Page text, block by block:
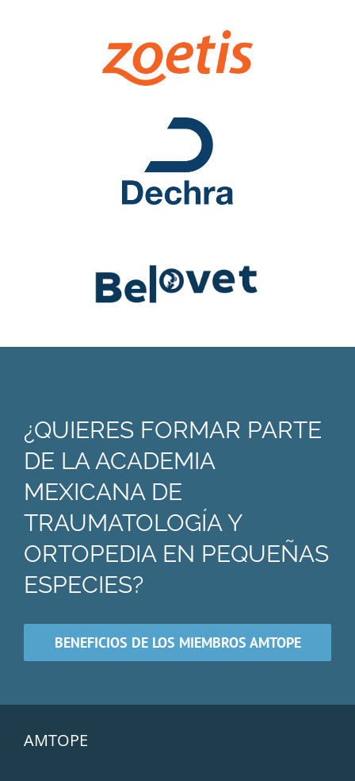
¿QUIERES FORMAR PARTE
DE LA ACADEMIA
MEXICANA DE
TRAUMATOLOGÍA Y
ORTOPEDIA EN PEQUEÑAS
ESPECIES?
BENEFICIOS DE LOS MIEMBROS AMTOPE
AMTOPE